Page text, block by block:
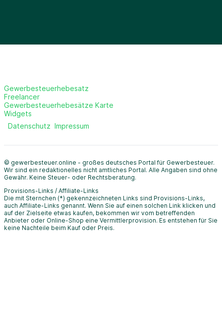
Gewerbesteuerhebesatz
Freelancer
Gewerbesteuerhebesätze Karte
Widgets
Datenschutz Impressum
© gewerbesteuer.online - großes deutsches Portal für Gewerbesteuer.
Wir sind ein redaktionelles nicht amtliches Portal. Alle Angaben sind ohne
Gewähr. Keine Steuer- oder Rechtsberatung.
Provisions-Links / Affiliate-Links
Die mit Sternchen (*) gekennzeichneten Links sind Provisions-Links,
auch Affiliate-Links genannt. Wenn Sie auf einen solchen Link klicken und
auf der Zielseite etwas kaufen, bekommen wir vom betreffenden
Anbieter oder Online-Shop eine Vermittlerprovision. Es entstehen für Sie
keine Nachteile beim Kauf oder Preis.